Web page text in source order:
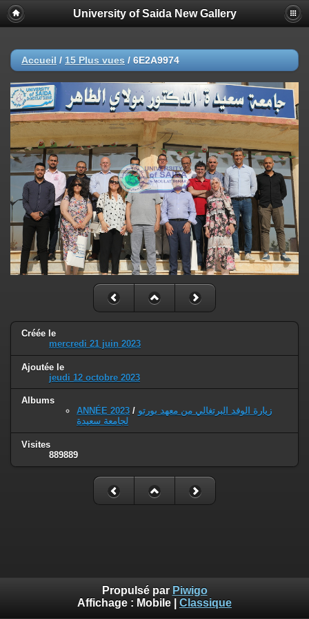
University of Saida New Gallery
Accueil / 15 Plus vues / 6E2A9974
Créée le
mercredi 21 juin 2023
Ajoutée le
jeudi 12 octobre 2023
Albums
ANNÉE 2023 / زيارة الوفد البرتغالي من معهد بورتو
لجامعة سعيدة
Visites
889889
Propulsé par Piwigo
Affichage : Mobile Classique